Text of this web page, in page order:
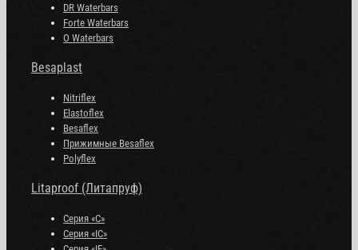
DR Waterbars
Forte Waterbars
O Waterbars
Besaplast
Nitriflex
Elastoflex
Besaflex
Прижимные Besaflex
Polyflex
Litaproof (Литапруф)
Серия «С»
Серия «IC»